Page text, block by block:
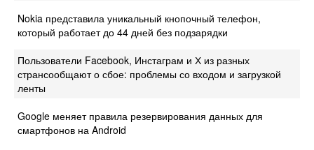
Nokia представила уникальный кнопочный телефон,
который работает до 44 дней без подзарядки
Пользователи Facebook, Инстаграм и Х из разных
странсообщают о сбое: проблемы со входом и загрузкой
ленты
Google меняет правила резервирования данных для
смартфонов на Android